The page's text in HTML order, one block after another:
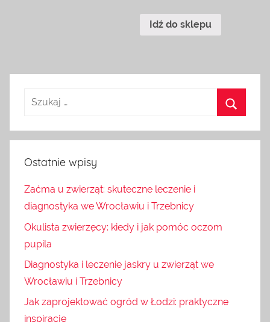
Idź do sklepu
Ostatnie wpisy
Zaćma u zwierząt: skuteczne leczenie i
diagnostyka we Wrocławiu i Trzebnicy
Okulista zwierzęcy: kiedy i jak pomóc oczom
pupila
Diagnostyka i leczenie jaskry u zwierząt we
Wrocławiu i Trzebnicy
Jak zaprojektować ogród w Łodzi: praktyczne
inspiracje